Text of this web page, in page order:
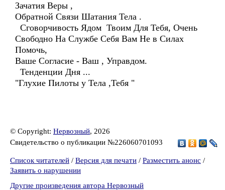
Зачатия Веры ,
Обратной Связи Шатания Тела .
Сговорчивость Ядом Твоим Для Тебя, Очень
Свободно На Службе Себя Вам Не в Силах
Помочь,
Ваше Согласие - Ваш , Управдом.
Тенденции Дня ...
"Глухие Пилоты у Тела ,Тебя "
© Copyright: Нервозный, 2026
Свидетельство о публикации №226060701093
Список читателей / Версия для печати / Разместить анонс /
Заявить о нарушении
Другие произведения автора Нервозный